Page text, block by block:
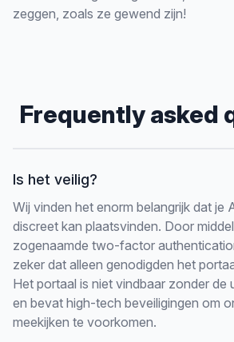
zeggen, zoals ze gewend zijn!
Frequently asked
Is het veilig?
Wij vinden het enorm belangrijk dat je
discreet kan plaatsvinden. Door
zogenaamde two-factor
zeker dat alleen genodigden het
Het portaal is niet vindbaar zonder de
en bevat high-tech beveiligingen om
meekijken te voorkomen.